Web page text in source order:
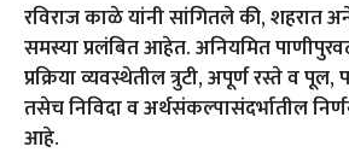
रविराज काळे यांनी सांगितले की, शहरात
समस्या प्रलंबित आहेत. अनियमित
प्रक्रिया व्यवस्थेतील त्रुटी, अपूर्ण रस्ते व
तसेच निविदा व अर्थसंकल्पासंदर्भातील
आहे.